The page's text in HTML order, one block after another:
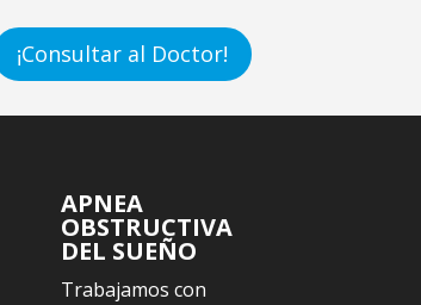
¡Consultar al Doctor!
APNEA
OBSTRUCTIVA
DEL SUEÑO
Trabajamos con